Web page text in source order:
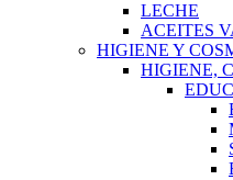
LECHE
ACEITES
HIGIENE Y
HIGIENE,